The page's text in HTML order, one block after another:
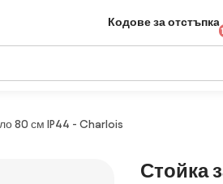
Кодове за отстъпка
80 см IP44 - Charlois
Стойка